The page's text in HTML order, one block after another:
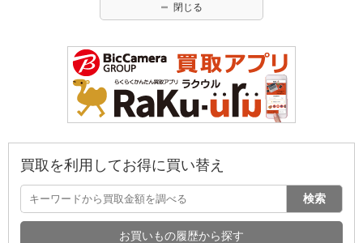
閉じる
買取を利用してお得に買い替え
検索
お買いもの履歴から探す